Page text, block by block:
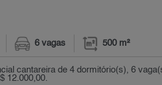
6 vagas 500 m²
cantareira de 4 dormitório(s), 6
12.000,00.